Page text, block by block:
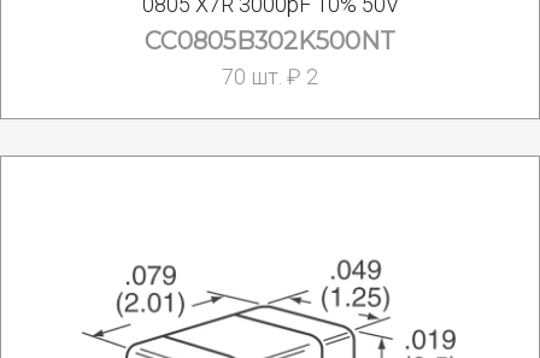
CC0805B302K500NT
70 шт. ₽ 2